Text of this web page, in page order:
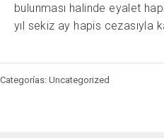
bulunması halinde eyalet
yıl sekiz ay hapis cezasıyla
Categorías: Uncategorized